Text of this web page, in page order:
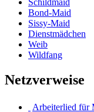
Schildmaid
Bond-Maid
Sissy-Maid
Dienstmädchen
Weib
Wildfang
Netzverweise
Arbeiterlied für